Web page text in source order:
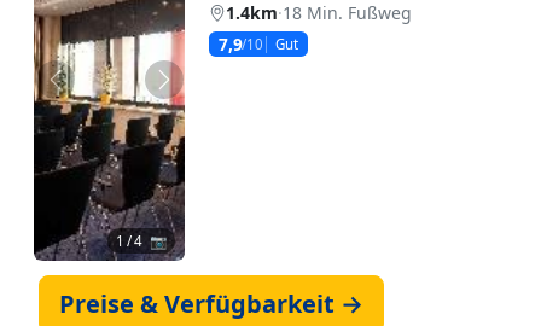
Zurück Weiter
1 / 4 📷
1.4km·18 Min. Fußweg
7,9/10 Gut
Preise & Verfügbarkeit →